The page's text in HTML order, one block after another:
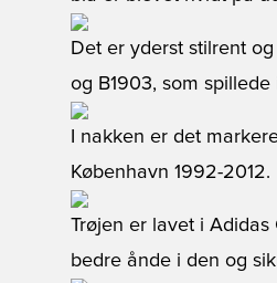
Det er yderst stilrent
og B1903, som
I nakken er det
København 1992-2012.
Trøjen er lavet i
bedre ånde i den og